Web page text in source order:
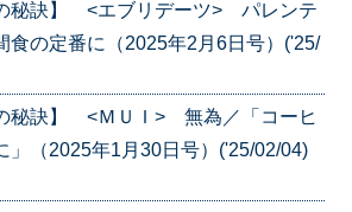
秘訣】 <エブリデーツ> パレンテ
食の定番に（2025年2月6日号）('25/
秘訣】 <ＭＵＩ> 無為／「コーヒ
」（2025年1月30日号）('25/02/04)